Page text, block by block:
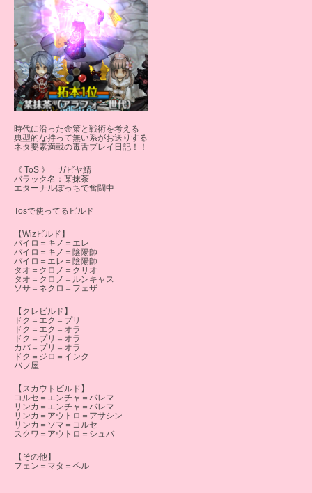
時代に沿った金策と戦術を考える
典型的な持って無い系がお送りする
ネタ要素満載の毒舌プレイ日記！！
《 ToS 》 ガビヤ鯖
バラック名：某抹茶
エターナルぼっちで奮闘中
Tosで使ってるビルド
【Wizビルド】
パイロ＝キノ＝エレ
パイロ＝キノ＝陰陽師
パイロ＝エレ＝陰陽師
タオ＝クロノ＝クリオ
タオ＝クロノ＝ルンキャス
ソサ＝ネクロ＝フェザ
【クレビルド】
ドク＝エク＝プリ
ドク＝エク＝オラ
ドク＝プリ＝オラ
カバ＝プリ＝オラ
ドク＝ジロ＝インク
バフ屋
【スカウトビルド】
コルセ＝エンチャ＝バレマ
リンカ＝エンチャ＝バレマ
リンカ＝アウトロ＝アサシン
リンカ＝ソマ＝コルセ
スクワ＝アウトロ＝シュバ
【その他】
フェン＝マタ＝ペル